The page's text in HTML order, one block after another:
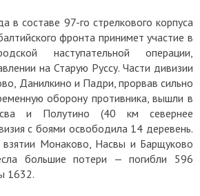
в составе 97-го стрелкового корпуса
фронта принимет участие в
наступательной операции,
на Старую Руссу. Части дивизии
Данилкино и Падри, прорвав сильно
оборону противника, вышли в
и Полутино (40 км севернее
с боями освободила 14 деревень.
Монаково, Насвы и Барщуково
большие потери — погибли 596
1632.